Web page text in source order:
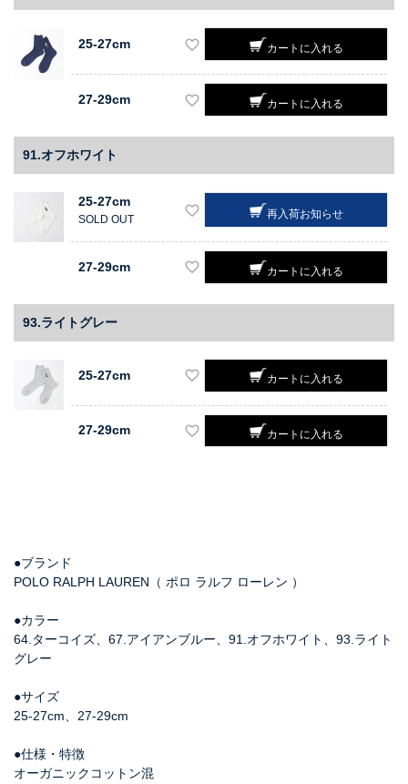
25-27cm カートに入れる
27-29cm カートに入れる
91.オフホワイト
25-27cm
SOLD OUT 再入荷お知らせ
27-29cm カートに入れる
93.ライトグレー
25-27cm カートに入れる
27-29cm カートに入れる
●ブランド
POLO RALPH LAUREN（ ポロ ラルフ ローレン ）
●カラー
64.ターコイズ、67.アイアンブルー、91.オフホワイト、93.ライト
グレー
●サイズ
25-27cm、27-29cm
●仕様・特徴
オーガニックコットン混